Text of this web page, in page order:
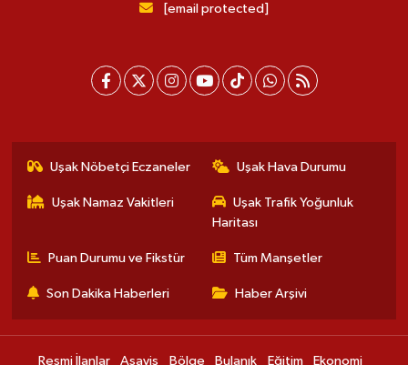
[email protected]
Uşak Nöbetçi Eczaneler Uşak Hava Durumu
Uşak Namaz Vakitleri
Uşak Trafik Yoğunluk
Haritası
Puan Durumu ve Fikstür Tüm Manşetler
Son Dakika Haberleri Haber Arşivi
Resmi İlanlar Asayiş Bölge Bulanık Eğitim Ekonomi